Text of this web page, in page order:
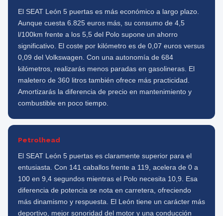
El SEAT León 5 puertas es más económico a largo plazo.
Aunque cuesta 6.825 euros más, su consumo de 4,5
l/100km frente a los 5,5 del Polo supone un ahorro
significativo. El coste por kilómetro es de 0,07 euros versus
0,09 del Volkswagen. Con una autonomía de 684
kilómetros, realizarás menos paradas en gasolineras. El
maletero de 360 litros también ofrece más practicidad.
Amortizarás la diferencia de precio en mantenimiento y
combustible en poco tiempo.
Petrolhead
El SEAT León 5 puertas es claramente superior para el
entusiasta. Con 141 caballos frente a 119, acelera de 0 a
100 en 9,4 segundos mientras el Polo necesita 10,9. Esa
diferencia de potencia se nota en carretera, ofreciendo
más dinamismo y respuesta. El León tiene un carácter más
deportivo, mejor sonoridad del motor y una conducción